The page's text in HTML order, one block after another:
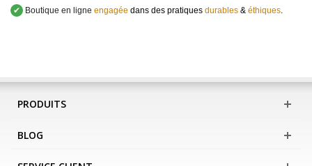
✔
Boutique en ligne engagée dans des pratiques durables & éthiques.
PRODUITS
BLOG